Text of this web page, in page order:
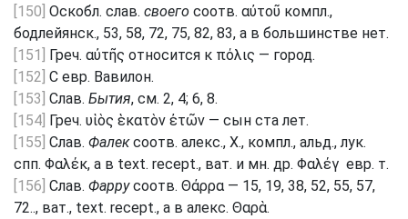
[150] Оскобл. слав. своего соотв. αὐτοῦ компл.,
бодлейянск., 53, 58, 72, 75, 82, 83, а в большинстве нет.
[151]
Греч. αὐτῆς относится к πόλις — город.
[152] С евр. Вавилон.
[153] Слав. Бытия, см. 2, 4; 6, 8.
[154] Греч. υἱὸς ἑκατὸν ἐτῶν — сын ста лет.
[155] Слав. Фалексоотв. алекс., X., компл., альд., лук.
спп. Φαλέκ, а в text. recept., ват. и мн. др. Φαλέγ ­ евр. т.
[156] Слав. Фаррусоотв. Θάρρα — 15, 19, 38, 52, 55, 57,
72.., ват., text. recept., а в алекс. Θαρὰ.